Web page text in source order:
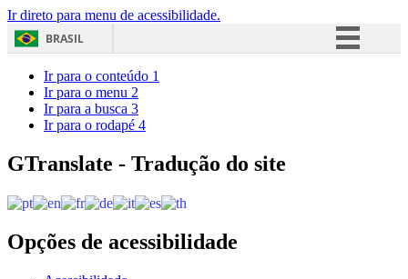
Ir direto para menu de acessibilidade.
BRASIL
Acesso à informação
Ir para o conteúdo 1
Ir para o menu 2
Ir para a busca 3
Ir para o rodapé 4
GTranslate - Tradução do site
Opções de acessibilidade